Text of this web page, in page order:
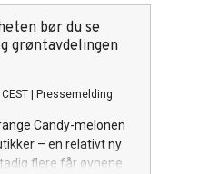
kroner gjennom
og andre
bør du se
grøntavdelingen
Pressemelding
Candy-melonen
– en relativt ny
flere får øynene